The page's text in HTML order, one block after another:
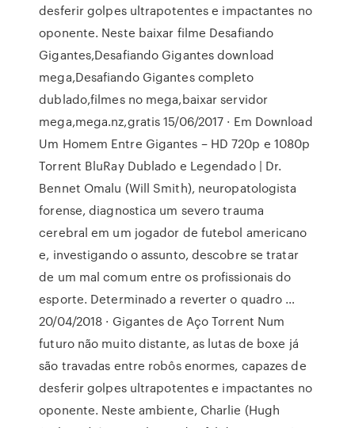
desferir golpes ultrapotentes e impactantes no
oponente. Neste baixar filme Desafiando
Gigantes,Desafiando Gigantes download
mega,Desafiando Gigantes completo
dublado,filmes no mega,baixar servidor
mega,mega.nz,gratis 15/06/2017 · Em Download
Um Homem Entre Gigantes – HD 720p e 1080p
Torrent BluRay Dublado e Legendado | Dr.
Bennet Omalu (Will Smith), neuropatologista
forense, diagnostica um severo trauma
cerebral em um jogador de futebol americano
e, investigando o assunto, descobre se tratar
de um mal comum entre os profissionais do
esporte. Determinado a reverter o quadro …
20/04/2018 · Gigantes de Aço Torrent Num
futuro não muito distante, as lutas de boxe já
são travadas entre robôs enormes, capazes de
desferir golpes ultrapotentes e impactantes no
oponente. Neste ambiente, Charlie (Hugh